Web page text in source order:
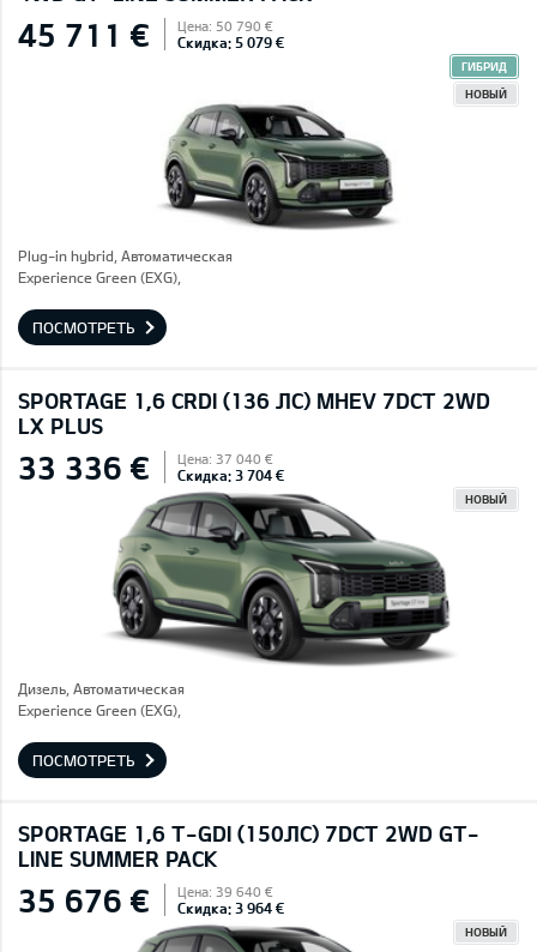
45 711 € Цена: 50 790 €
Скидка: 5 079 €
ГИБРИД
НОВЫЙ
Plug-in hybrid, Автоматическая
Experience Green (EXG),
ПОСМОТРЕТЬ
SPORTAGE 1,6 CRDI (136 ЛС) MHEV 7DCT 2WD
LX PLUS
33 336 € Цена: 37 040 €
Скидка: 3 704 €
НОВЫЙ
Дизель, Автоматическая
Experience Green (EXG),
ПОСМОТРЕТЬ
SPORTAGE 1,6 T-GDI (150ЛС) 7DCT 2WD GT-
LINE SUMMER PACK
35 676 € Цена: 39 640 €
Скидка: 3 964 €
НОВЫЙ